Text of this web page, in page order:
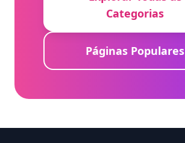
Categorias
Páginas Populares